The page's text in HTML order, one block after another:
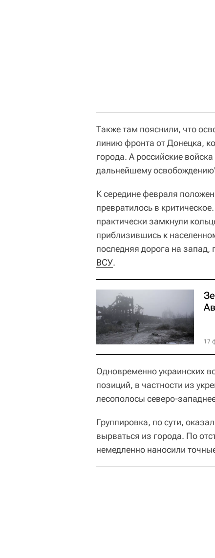
Также там пояснили, что
линию фронта от Донецка,
города. А российские
дальнейшему
К середине февраля
превратилось в
практически замкнули
приблизившись к
последняя дорога на запад,
ВСУ.
17
Одновременно украинских
позиций, в частности из
лесополосы северо-
Группировка, по сути,
вырваться из города. По
немедленно наносили